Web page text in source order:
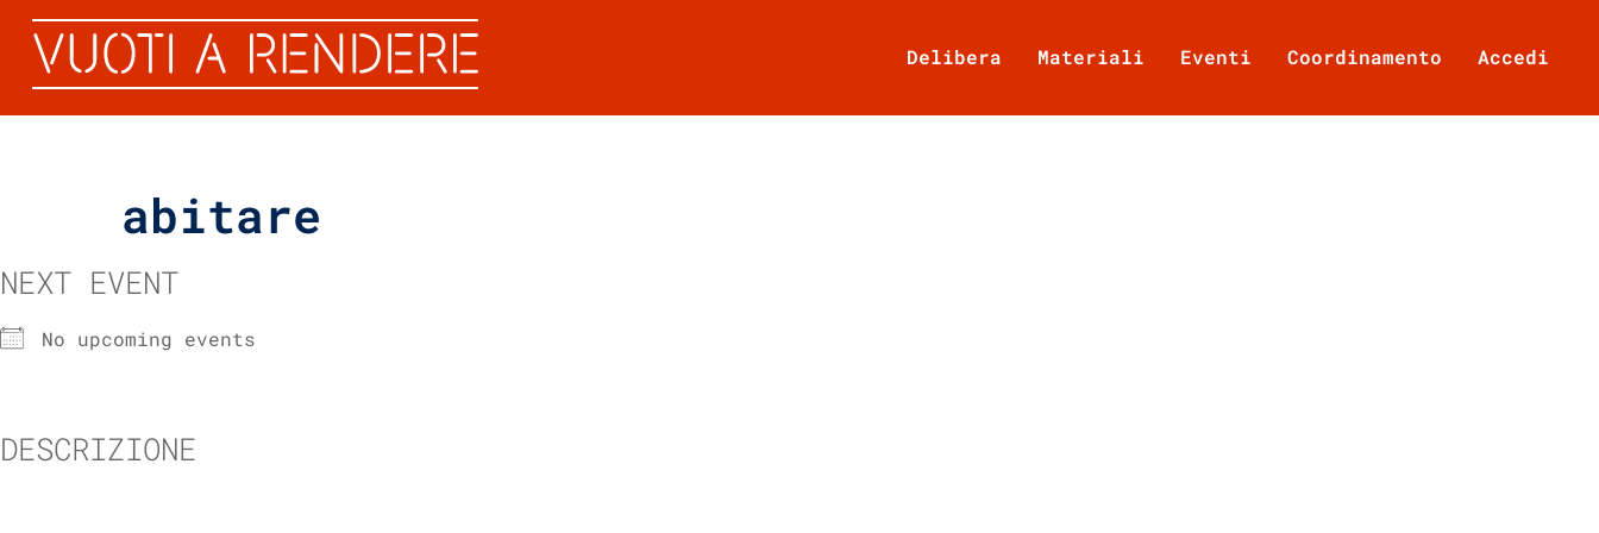
Delibera Materiali Eventi Coordinamento Accedi
abitare
NEXT EVENT
No upcoming events
DESCRIZIONE